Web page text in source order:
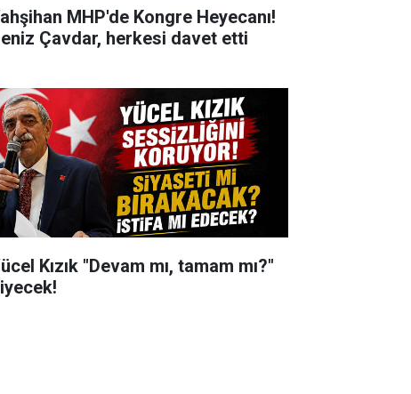
MHP'de Kongre Heyecanı!
Çavdar, herkesi davet etti
Kızık "Devam mı, tamam mı?"